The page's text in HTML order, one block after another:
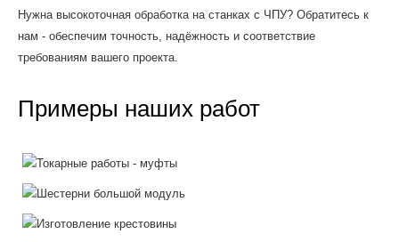
Нужна высокоточная обработка на станках с ЧПУ? Обратитесь к
нам - обеспечим точность, надёжность и соответствие
требованиям вашего проекта.
Примеры наших работ